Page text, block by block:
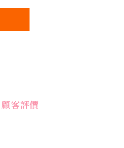
顧客評價